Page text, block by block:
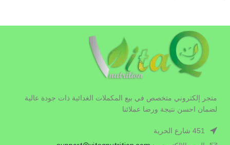
متجر إلكتروني متخصص في بيع المكملات الغدائية ذات جودة عالية
لضمان احسن نتيجة ورضا عملائنا
451 شارع الحرية